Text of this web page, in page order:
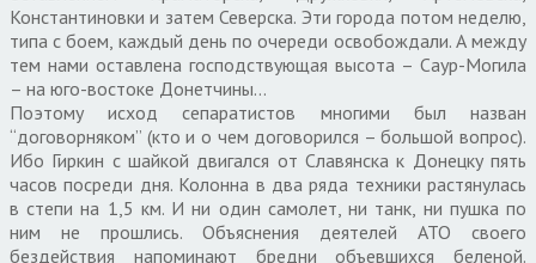
Константиновки и затем Северска. Эти города потом неделю,
типа с боем, каждый день по очереди освобождали. А между
тем нами оставлена господствующая высота – Саур-Могила
– на юго-востоке Донетчины…
Поэтому исход сепаратистов многими был назван
“договорняком” (кто и о чем договорился – большой вопрос).
Ибо Гиркин с шайкой двигался от Славянска к Донецку пять
часов посреди дня. Колонна в два ряда техники растянулась
в степи на 1,5 км. И ни один самолет, ни танк, ни пушка по
ним не прошлись. Объяснения деятелей АТО своего
бездействия напоминают бредни объевшихся беленой.